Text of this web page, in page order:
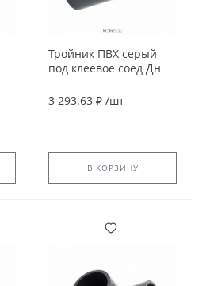
Тройник ПВХ серый
под клеевое соед Дн
напорный EFFAST
3 293.63 ₽ /шт
В КОРЗИНУ